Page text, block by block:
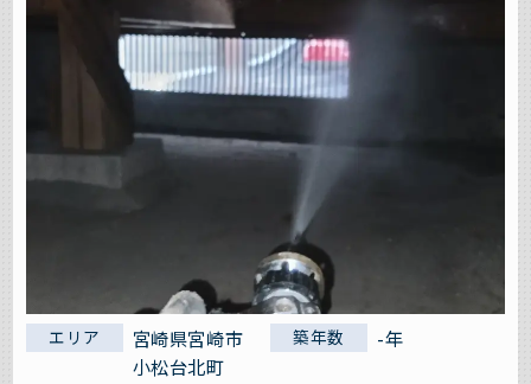
エリア
宮崎県宮崎市
小松台北町
築年数 -年